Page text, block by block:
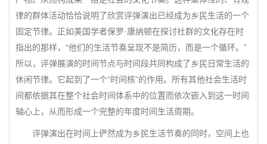
律的群体活动恰恰说明了欣赏评弹演出已经成为乡民生活的一个
固定节律。正如美国学者保罗·康纳顿在探讨社群的文化存在时
指出的那样，“他们的生活节奏呈现不是简历，而是一个循环。”
所以，评弹展演的时间节点与时间段共同构成了乡民日常生活的
休闲节律。它起到了一个“时间核”的作用。所有其他社会生活时
间都依据其在整个社会时间体系中的位置而依次嵌入到这一时间
轴心上，从而形成一个完整的年度时间生活周期。
评弹演出在时间上俨然成为乡民生活节奏的同时，空间上也